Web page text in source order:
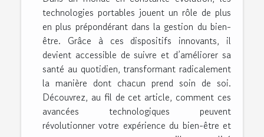
technologies portables jouent un rôle de plus
en plus prépondérant dans la gestion du bien-
être. Grâce à ces dispositifs innovants, il
devient accessible de suivre et d’améliorer sa
santé au quotidien, transformant radicalement
la manière dont chacun prend soin de soi.
Découvrez, au fil de cet article, comment ces
avancées technologiques peuvent
révolutionner votre expérience du bien-être et